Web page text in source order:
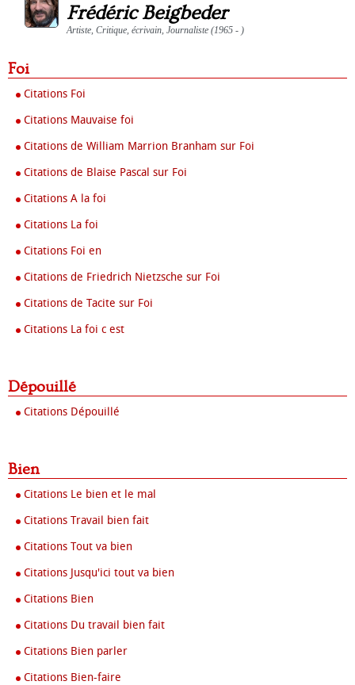
Frédéric Beigbeder
Artiste, Critique, écrivain, Journaliste (1965 - )
Foi
Citations Foi
Citations Mauvaise foi
Citations de William Marrion Branham sur Foi
Citations de Blaise Pascal sur Foi
Citations A la foi
Citations La foi
Citations Foi en
Citations de Friedrich Nietzsche sur Foi
Citations de Tacite sur Foi
Citations La foi c est
Dépouillé
Citations Dépouillé
Bien
Citations Le bien et le mal
Citations Travail bien fait
Citations Tout va bien
Citations Jusqu'ici tout va bien
Citations Bien
Citations Du travail bien fait
Citations Bien parler
Citations Bien-faire